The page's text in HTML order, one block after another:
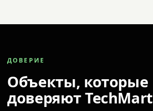
ДОВЕРИЕ
Объекты, которые
доверяют TechMart